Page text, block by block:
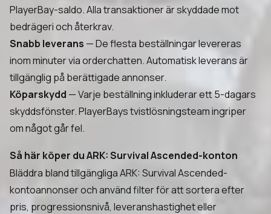
PlayerBay-saldo. Alla transaktioner är skyddade mot
bedrägeri och återkrav.
Snabb leverans — De flesta beställningar levereras
inom minuter via orderchatten. Automatisk leverans är
tillgänglig på berättigade annonser.
Köparskydd — Varje beställning inkluderar ett 5-dagars
skyddsfönster. PlayerBays tvistlösningsteam ingriper
om något går fel.
Så här köper du ARK: Survival Ascended-konton
Bläddra bland tillgängliga ARK: Survival Ascended-
kontoannonser och använd filter för att sortera efter
pris, progressionsnivå, leveranshastighet eller